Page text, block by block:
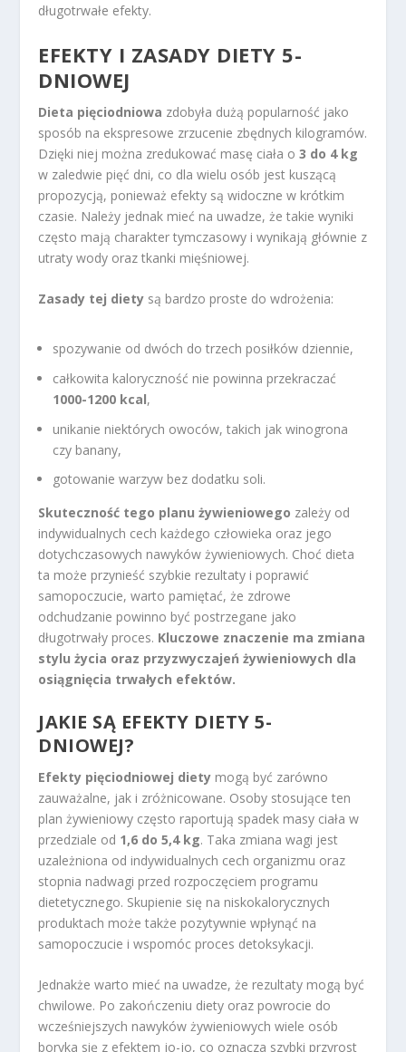
długotrwałe efekty.
EFEKTY I ZASADY DIETY 5-
DNIOWEJ
Dieta pięciodniowa zdobyła dużą popularność jako
sposób na ekspresowe zrzucenie zbędnych kilogramów.
Dzięki niej można zredukować masę ciała o3 do 4 kg
w zaledwie pięć dni, co dla wielu osób jest kuszącą
propozycją, ponieważ efekty są widoczne w krótkim
czasie. Należy jednak mieć na uwadze, że takie wyniki
często mają charakter tymczasowy i wynikają głównie z
utraty wody oraz tkanki mięśniowej.
Zasady tej diety są bardzo proste do wdrożenia:
spozywanie od dwóch do trzech posiłków dziennie,
całkowita kaloryczność nie powinna przekraczać
1000-1200 kcal,
unikanie niektórych owoców, takich jak winogrona
czy banany,
gotowanie warzyw bez dodatku soli.
Skuteczność tego planu żywieniowego zależy od
indywidualnych cech każdego człowieka oraz jego
dotychczasowych nawyków żywieniowych. Choć dieta
ta może przynieść szybkie rezultaty i poprawić
samopoczucie, warto pamiętać, że zdrowe
odchudzanie powinno być postrzegane jako
długotrwały proces. Kluczowe znaczenie ma zmiana
stylu życia oraz przyzwyczajeń żywieniowych dla
osiągnięcia trwałych efektów.
JAKIE SĄ EFEKTY DIETY 5-
DNIOWEJ?
Efekty pięciodniowej diety mogą być zarówno
zauważalne, jak i zróżnicowane. Osoby stosujące ten
plan żywieniowy często raportują spadek masy ciała w
przedziale od 1,6 do 5,4 kg. Taka zmiana wagi jest
uzależniona od indywidualnych cech organizmu oraz
stopnia nadwagi przed rozpoczęciem programu
dietetycznego. Skupienie się na niskokalorycznych
produktach może także pozytywnie wpłynąć na
samopoczucie i wspomóc proces detoksykacji.
Jednakże warto mieć na uwadze, że rezultaty mogą być
chwilowe. Po zakończeniu diety oraz powrocie do
wcześniejszych nawyków żywieniowych wiele osób
boryka się z efektem jo-jo, co oznacza szybki przyrost